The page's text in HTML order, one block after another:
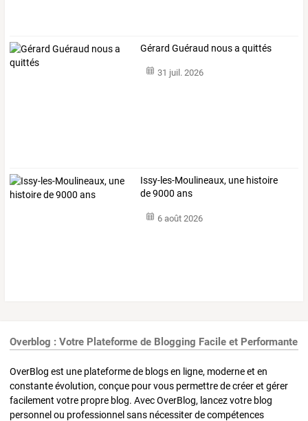
Gérard Guéraud nous a quittés
31 juil. 2026
Issy-les-Moulineaux, une histoire
de 9000 ans
6 août 2026
Overblog : Votre Plateforme de Blogging Facile et Performante
OverBlog est une plateforme de blogs en ligne, moderne et en
constante évolution, conçue pour vous permettre de créer et gérer
facilement votre propre blog. Avec OverBlog, lancez votre blog
personnel ou professionnel sans nécessiter de compétences